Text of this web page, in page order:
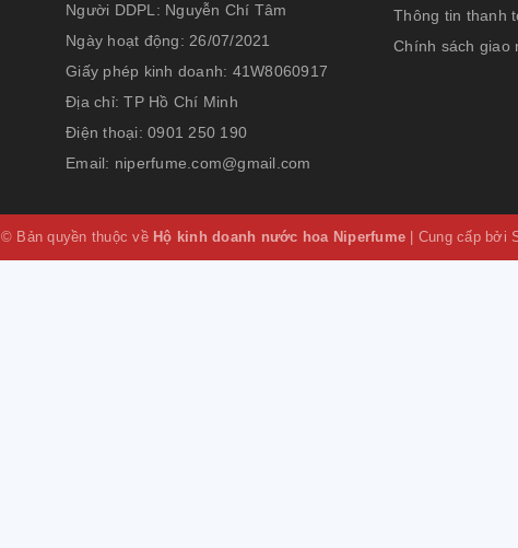
Người DDPL: Nguyễn Chí Tâm
Ngày hoạt động: 26/07/2021
Giấy phép kinh doanh: 41W8060917
Địa chỉ:TP Hồ Chí Minh
Điện thoại: 0901 250 190
Email: niperfume.com@gmail.com
Thông tin thanh
Chính sách giao
© Bản quyền thuộc về Hộ kinh doanh nước hoa Niperfume Cung cấp bởi